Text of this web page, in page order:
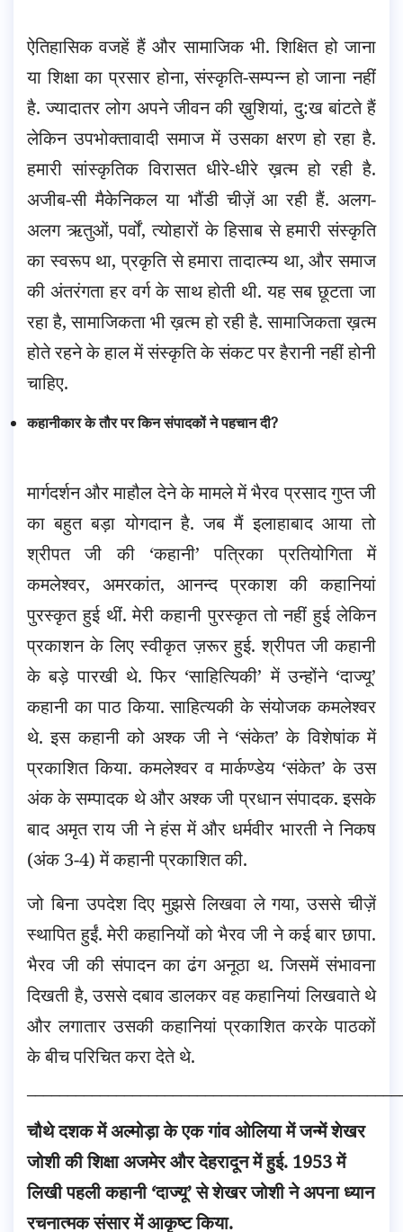
ऐतिहासिक वजहें हैं और सामाजिक भी. शिक्षित हो जाना
या शिक्षा का प्रसार होना, संस्कृति-सम्पन्न हो जाना नहीं
है. ज्यादातर लोग अपने जीवन की ख़ुशियां, दु:ख बांटते हैं
लेकिन उपभोक्तावादी समाज में उसका क्षरण हो रहा है.
हमारी सांस्कृतिक विरासत धीरे-धीरे ख़त्म हो रही है.
अजीब-सी मैकेनिकल या भौंडी चीज़ें आ रही हैं. अलग-
अलग ऋतुओं, पर्वों, त्योहारों के हिसाब से हमारी संस्कृति
का स्वरूप था, प्रकृति से हमारा तादात्म्य था, और समाज
की अंतरंगता हर वर्ग के साथ होती थी. यह सब छूटता जा
रहा है, सामाजिकता भी ख़त्म हो रही है. सामाजिकता ख़त्म
होते रहने के हाल में संस्कृति के संकट पर हैरानी नहीं होनी
चाहिए.
कहानीकार के तौर पर किन संपादकों ने पहचान दी?
मार्गदर्शन और माहौल देने के मामले में भैरव प्रसाद गुप्त जी
का बहुत बड़ा योगदान है. जब मैं इलाहाबाद आया तो
श्रीपत जी की ‘कहानी’ पत्रिका प्रतियोगिता में
कमलेश्वर, अमरकांत, आनन्द प्रकाश की कहानियां
पुरस्कृत हुई थीं. मेरी कहानी पुरस्कृत तो नहीं हुई लेकिन
प्रकाशन के लिए स्वीकृत ज़रूर हुई. श्रीपत जी कहानी
के बड़े पारखी थे. फिर ‘साहित्यिकी’ में उन्होंने ‘दाज्यू’
कहानी का पाठ किया. साहित्यकी के संयोजक कमलेश्वर
थे. इस कहानी को अश्क जी ने ‘संकेत’ के विशेषांक में
प्रकाशित किया. कमलेश्वर व मार्कण्डेय ‘संकेत’ के उस
अंक के सम्पादक थे और अश्क जी प्रधान संपादक. इसके
बाद अमृत राय जी ने हंस में और धर्मवीर भारती ने निकष
(अंक 3-4) में कहानी प्रकाशित की.
जो बिना उपदेश दिए मुझसे लिखवा ले गया, उससे चीज़ें
स्थापित हुईं. मेरी कहानियों को भैरव जी ने कई बार छापा.
भैरव जी की संपादन का ढंग अनूठा थ. जिसमें संभावना
दिखती है, उससे दबाव डालकर वह कहानियां लिखवाते थे
और लगातार उसकी कहानियां प्रकाशित करके पाठकों
के बीच परिचित करा देते थे.
चौथे दशक में अल्मोड़ा के एक गांव ओलिया में जन्में शेखर
जोशी की शिक्षा अजमेर और देहरादून में हुई. 1953 में
लिखी पहली कहानी ‘दाज्यू’ से शेखर जोशी ने अपना ध्यान
रचनात्मक संसार में आकृष्ट किया.